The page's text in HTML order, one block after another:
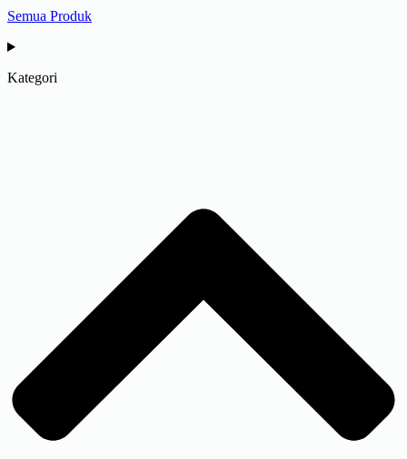
Semua Produk
Kategori